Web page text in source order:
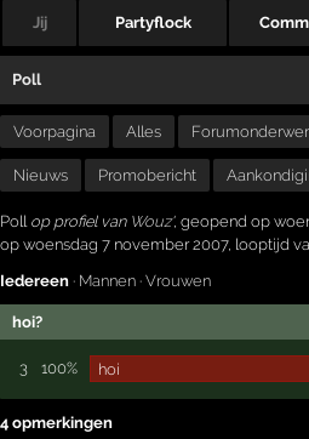
Jij Partyflock
Poll
Voorpagina Alles
Nieuws Promobericht
Poll op profiel van Wouz', geopend op
op woensdag 7 november 2007, looptijd
Iedereen · Mannen · Vrouwen
hoi?
3 100% hoi
4 opmerkingen